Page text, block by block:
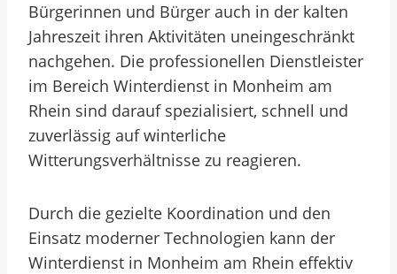
Bürgerinnen und Bürger auch in der kalten
Jahreszeit ihren Aktivitäten uneingeschränkt
nachgehen. Die professionellen Dienstleister
im Bereich Winterdienst in Monheim am
Rhein sind darauf spezialisiert, schnell und
zuverlässig auf winterliche
Witterungsverhältnisse zu reagieren.
Durch die gezielte Koordination und den
Einsatz moderner Technologien kann der
Winterdienst in Monheim am Rhein effektiv